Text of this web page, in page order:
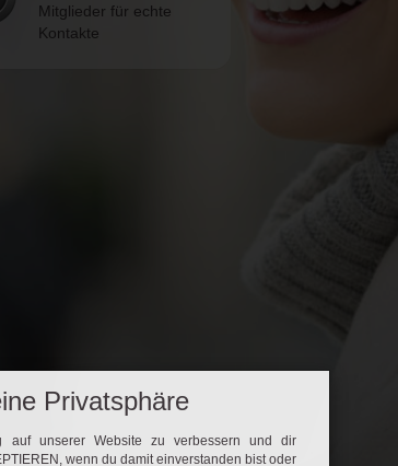
Mitglieder für echte
Kontakte
Privatsphäre
auf unserer Website zu verbessern und dir
wenn du damit einverstanden bist oder